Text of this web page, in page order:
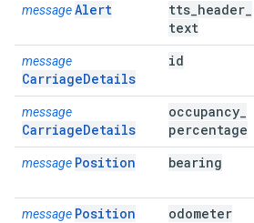
messageAlert tts header
text
message
CarriageDetails
id
message
CarriageDetails
occupancy
percentage
message Position bearing
message Position odometer